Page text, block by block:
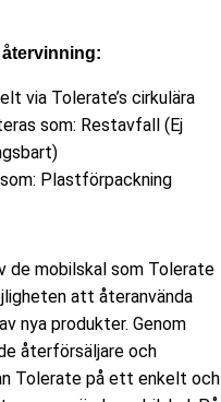
via Tolerate’s cirkulära
som: Restavfall (Ej
Plastförpackning
de mobilskal som Tolerate
att återanvända
nya produkter. Genom
återförsäljare och
Tolerate på ett enkelt och